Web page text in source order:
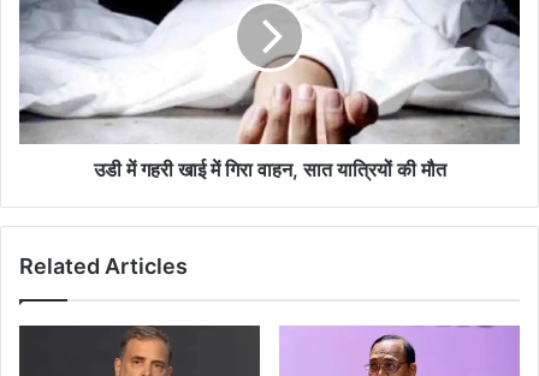
खाई
में
वाहन,
सात
यात्रियों
उडी में गहरी खाई में गिरा वाहन, सात यात्रियों की मौत
Related Articles